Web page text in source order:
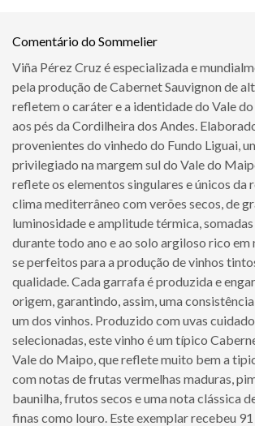
Comentário do Sommelier
Viña Pérez Cruz é especializada e
pela produção de Cabernet Sauvignon de
refletem o caráter e a identidade do Vale
aos pés da Cordilheira dos Andes.
provenientes do vinhedo do Fundo Liguai,
privilegiado na margem sul do Vale do
reflete os elementos singulares e únicos da
clima mediterrâneo com verões secos, de
luminosidade e amplitude térmica,
durante todo ano e ao solo argiloso rico em
se perfeitos para a produção de vinhos
qualidade. Cada garrafa é produzida e
origem, garantindo, assim, uma
um dos vinhos. Produzido com uvas
selecionadas, este vinho é um típico
Vale do Maipo, que reflete muito bem a
com notas de frutas vermelhas maduras,
baunilha, frutos secos e uma nota clássica
finas como louro. Este exemplar recebeu